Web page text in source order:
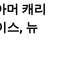
머 캐리
스, 뉴